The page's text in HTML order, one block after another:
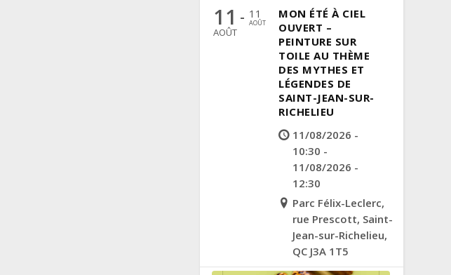
11
AOÛT
- 11
AOÛT
MON ÉTÉ À CIEL
OUVERT –
PEINTURE SUR
TOILE AU THÈME
DES MYTHES ET
LÉGENDES DE
SAINT-JEAN-SUR-
RICHELIEU
11/08/2026 -
10:30 -
11/08/2026 -
12:30
Parc Félix-Leclerc,
rue Prescott, Saint-
Jean-sur-Richelieu,
QC J3A 1T5